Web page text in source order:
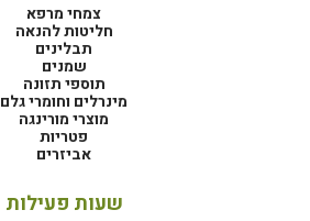
צמחי מרפא
חליטות להנאה
תבלינים
שמנים
תוספי תזונה
מינרלים וחומרי גלם
מוצרי מורינגה
פטריות
אביזרים
שעות פעילות